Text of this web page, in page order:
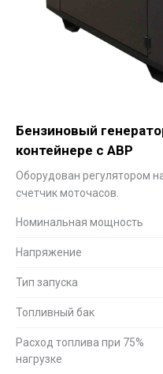
Бензиновый
контейнере с АВР
Оборудован регулятором
счетчик моточасов.
Номинальная мощность
Напряжение
Тип запуска
Топливный бак
Расход топлива при 75%
нагрузке